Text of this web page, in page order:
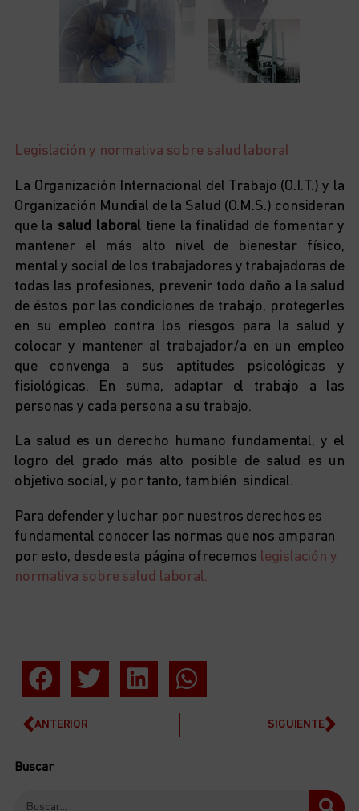
Legislación y normativa sobre salud laboral
La Organización Internacional del Trabajo (O.I.T.) y la
Organización Mundial de la Salud (O.M.S.) consideran
que la salud laboral tiene la finalidad de fomentar y
mantener el más alto nivel de bienestar físico,
mental y social de los trabajadores y trabajadoras de
todas las profesiones, prevenir todo daño a la salud
de éstos por las condiciones de trabajo, protegerles
en su empleo contra los riesgos para la salud y
colocar y mantener al trabajador/a en un empleo
que convenga a sus aptitudes psicológicas y
fisiológicas. En suma, adaptar el trabajo a las
personas y cada persona a su trabajo.
La salud es un derecho humano fundamental, y el
logro del grado más alto posible de salud es un
objetivo social, y por tanto, también sindical.
Para defender y luchar por nuestros derechos es
fundamental conocer las normas que nos amparan
por esto, desde esta página ofrecemos legislación y
normativa sobre salud laboral.
ANTERIOR SIGUIENTE
Buscar